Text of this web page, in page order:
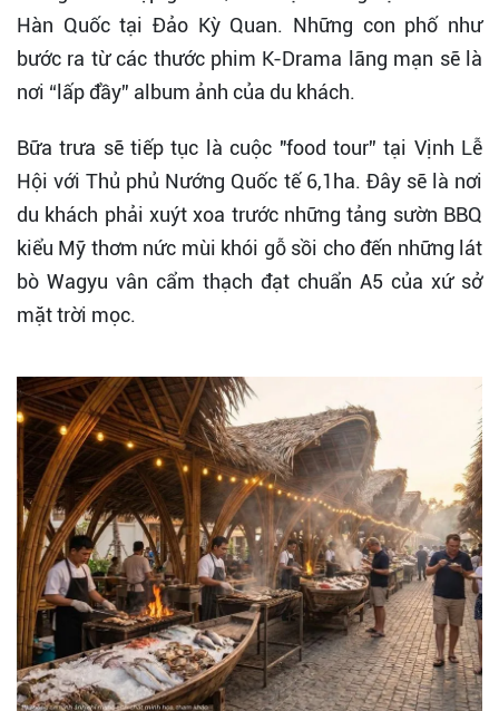
Hàn Quốc tại Đảo Kỳ Quan. Những con phố như
bước ra từ các thước phim K-Drama lãng mạn sẽ là
nơi “lấp đầy” album ảnh của du khách.
Bữa trưa sẽ tiếp tục là cuộc "food tour” tại Vịnh Lễ
Hội với Thủ phủ Nướng Quốc tế 6,1ha. Đây sẽ là nơi
du khách phải xuýt xoa trước những tảng sườn BBQ
kiểu Mỹ thơm nức mùi khói gỗ sồi cho đến những lát
bò Wagyu vân cẩm thạch đạt chuẩn A5 của xứ sở
mặt trời mọc.